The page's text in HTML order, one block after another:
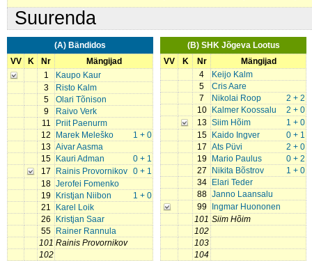
Suurenda
(A) Bändidos
VV
K Nr
Mängijad
1
Kaupo Kaur
3
Risto Kalm
5
Olari Tõnison
9
Raivo Verk
11
Priit Paenurm
12
1 + 0
Marek Meleško
13 Aivar Aasma
15
0 + 1
Kauri Adman
17
0 + 1
Rainis Provornikov
18 Jerofei Fomenko
19
1 + 0
Kristjan Niibon
21
Karel Loik
26
Kristjan Saar
55
Rainer Rannula
101 Rainis Provornikov
102
(B) SHK Jõgeva Lootus
VV
K Nr
Mängijad
4
Keijo Kalm
5
Cris Aare
7
2 + 2
Nikolai Roop
10
2 + 0
Kalmer Koossalu
13
1 + 0
Siim Hõim
15
0 + 1
Kaido Ingver
17
2 + 0
Ats Püvi
19
0 + 2
Mario Paulus
27
1 + 0
Nikita Bõstrov
34
Elari Teder
88 Janno Laansalu
99
Ingmar Huononen
101 Siim Hõim
102
103
104